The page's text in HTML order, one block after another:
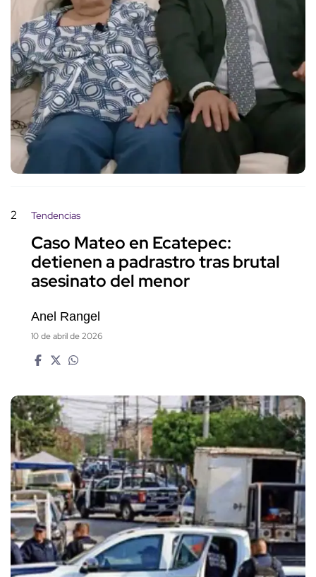
2 Tendencias
Caso Mateo en Ecatepec:
detienen a padrastro tras brutal
asesinato del menor
Anel Rangel
10 de abril de 2026